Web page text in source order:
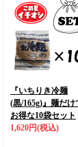
『いちりき冷麺
(黒/165g)』 麺だけ
お得な10袋セット
1,620円(税込)